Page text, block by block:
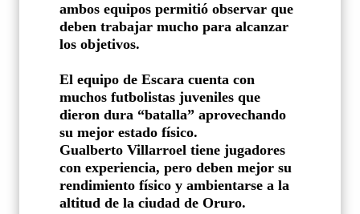
ambos equipos permitió observar que
deben trabajar mucho para alcanzar
los objetivos.
El equipo de Escara cuenta con
muchos futbolistas juveniles que
dieron dura “batalla” aprovechando
su mejor estado físico.
Gualberto Villarroel tiene jugadores
con experiencia, pero deben mejor su
rendimiento físico y ambientarse a la
altitud de la ciudad de Oruro.